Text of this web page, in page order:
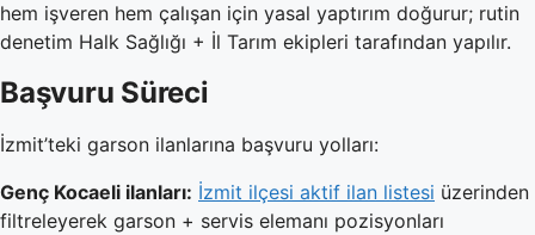
hem işveren hem çalışan için yasal yaptırım doğurur; rutin
denetim Halk Sağlığı + İl Tarım ekipleri tarafından yapılır.
Başvuru Süreci
İzmit’teki garson ilanlarına başvuru yolları:
Genç Kocaeli ilanları: İzmit ilçesi aktif ilan listesi üzerinden
filtreleyerek garson + servis elemanı pozisyonları